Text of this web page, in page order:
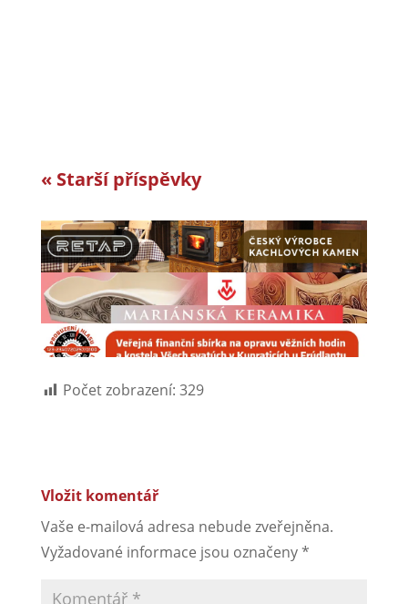
« Starší příspěvky
Počet zobrazení: 329
Vložit komentář
Vaše e-mailová adresa nebude zveřejněna.
Vyžadované informace jsou označeny*